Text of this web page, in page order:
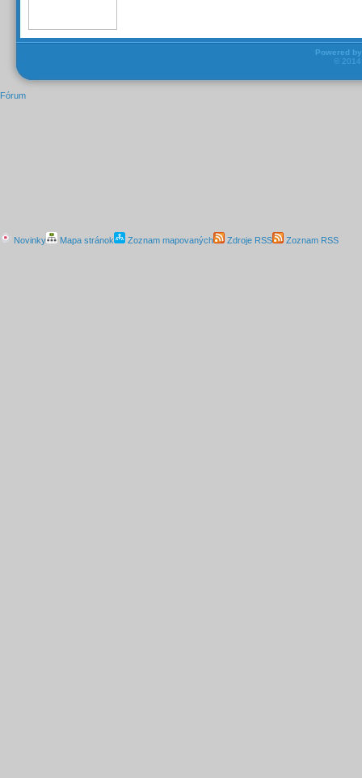
Powered by
©
Fórum
Novinky Mapa stránok Zoznam mapovaných Zdroje RSS Zoznam RSS